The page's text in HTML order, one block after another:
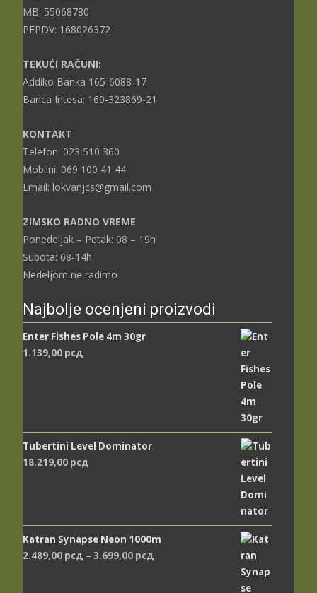
MB: 55068780
PEPDV: 168026372
TEKUĆI RAČUNI:
Addiko Banka 165-6088-17
Banca Intesa: 160-323869-21
KONTAKT
Telefon: 023 510 360
Mobilni: 069 100 41 44
Email: lokvanjcs@gmail.com
ZIMSKO RADNO VREME
Ponedeljak – Petak: 08 – 19h
Subota: 08-14h
Nedeljom ne radimo
Najbolje ocenjeni proizvodi
Enter Fishes Pole 4m 30gr
1.139,00 рсд
Tubertini Level Dominator
18.219,00 рсд
Katran Synapse Neon 1000m
2.489,00 рсд – 3.699,00 рсд